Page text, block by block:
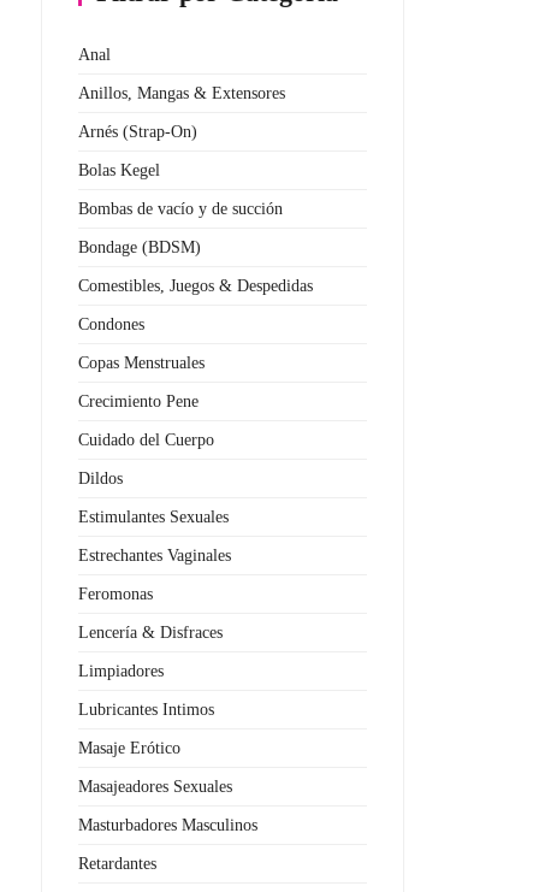
Anal
Anillos, Mangas & Extensores
Arnés (Strap-On)
Bolas Kegel
Bombas de vacío y de succión
Bondage (BDSM)
Comestibles, Juegos & Despedidas
Condones
Copas Menstruales
Crecimiento Pene
Cuidado del Cuerpo
Dildos
Estimulantes Sexuales
Estrechantes Vaginales
Feromonas
Lencería & Disfraces
Limpiadores
Lubricantes Intimos
Masaje Erótico
Masajeadores Sexuales
Masturbadores Masculinos
Retardantes